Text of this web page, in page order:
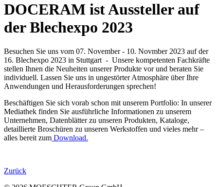
DOCERAM ist Aussteller auf
der Blechexpo 2023
Besuchen Sie uns vom 07. November - 10. Novmber 2023 auf der
16. Blechexpo 2023 in Stuttgart - Unsere kompetenten Fachkräfte
stellen Ihnen die Neuheiten unserer Produkte vor und beraten Sie
individuell. Lassen Sie uns in ungestörter Atmosphäre über Ihre
Anwendungen und Herausforderungen sprechen!
Beschäftigen Sie sich vorab schon mit unserem Portfolio: In unserer
Mediathek finden Sie ausführliche Informationen zu unserem
Unternehmen, Datenblätter zu unseren Produkten, Kataloge,
detaillierte Broschüren zu unseren Werkstoffen und vieles mehr –
alles bereit zum Download.
Zurück